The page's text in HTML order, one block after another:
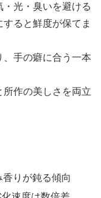
光・臭いを避ける
ると鮮度が保てま
手の癖に合う一本
作の美しさを両立
りが鈍る傾向